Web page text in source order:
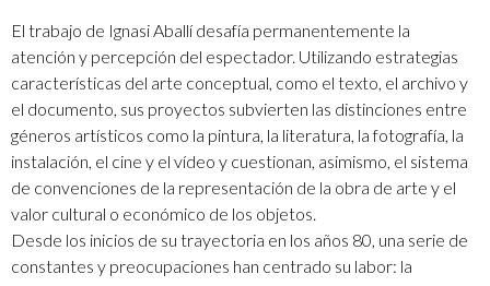
El trabajo de Ignasi Aballí desafía permanentemente la
atención y percepción del espectador. Utilizando estrategias
características del arte conceptual, como el texto, el archivo y
el documento, sus proyectos subvierten las distinciones entre
géneros artísticos como la pintura, la literatura, la fotografía, la
instalación, el cine y el vídeo y cuestionan, asimismo, el sistema
de convenciones de la representación de la obra de arte y el
valor cultural o económico de los objetos.
Desde los inicios de su trayectoria en los años 80, una serie de
constantes y preocupaciones han centrado su labor: la